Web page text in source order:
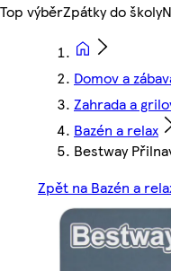
Top výběrZpátky do školy
Domov a
Zahrada a
Bazén a relax
Bestway
Zpět na Bazén a